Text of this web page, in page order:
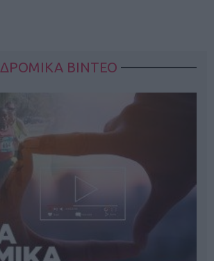
ΔΡΟΜΙΚΑ ΒΙΝΤΕΟ